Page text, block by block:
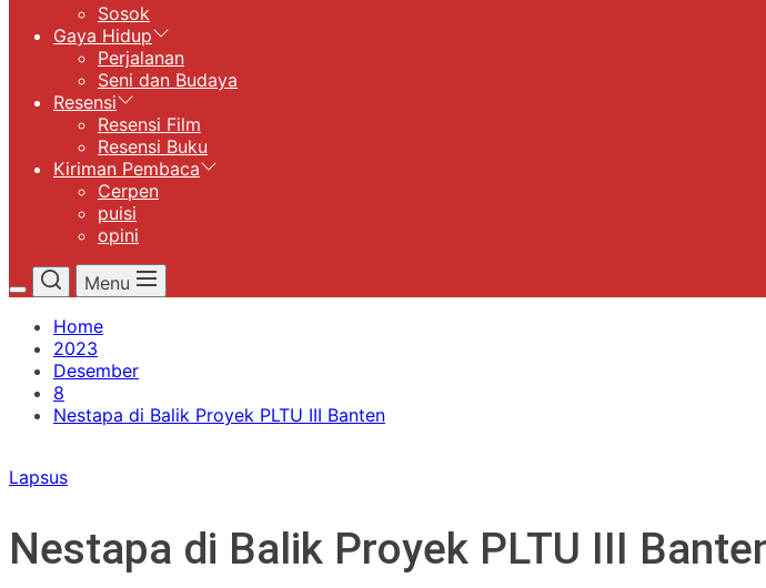
Sosok
Gaya Hidup
Perjalanan
Seni dan Budaya
Resensi
Resensi Film
Resensi Buku
Kiriman Pembaca
Cerpen
puisi
opini
Menu
Home
2023
Desember
8
Nestapa di Balik Proyek PLTU III Banten
Lapsus
Nestapa di Balik Proyek PLTU III